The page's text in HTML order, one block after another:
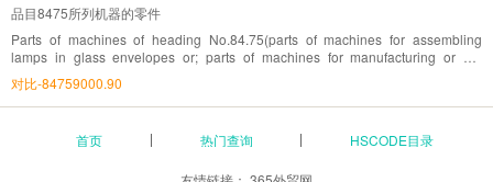
品目8475所列机器的零件
Parts of machines of heading No.84.75(parts of machines for assembling
lamps in glass envelopes or; parts of machines for manufacturing or hot
working glass or glassware)
对比-84759000.90
首页 热门查询 HSCODE目录